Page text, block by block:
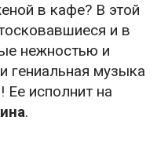
в кафе? В этой
и в
нежностью и
гениальная музыка
исполнит на
.